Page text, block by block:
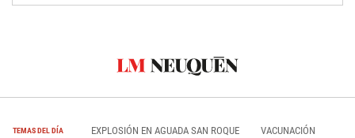
TEMAS DEL DÍA EXPLOSIÓN EN AGUADA SAN ROQUE VACUNACIÓN